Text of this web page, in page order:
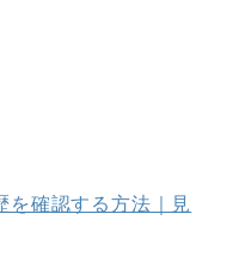
を確認する方法｜見